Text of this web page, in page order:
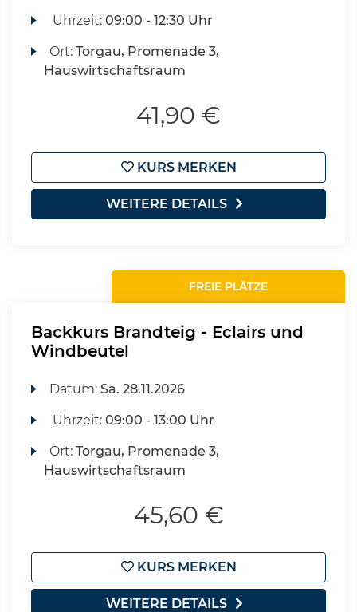
Uhrzeit:09:00 - 12:30 Uhr
Ort:Torgau, Promenade 3,
Hauswirtschaftsraum
41,90 €
KURS MERKEN
WEITERE DETAILS
FREIE PLÄTZE
Backkurs Brandteig - Eclairs und
Windbeutel
Datum:Sa. 28.11.2026
Uhrzeit:09:00 - 13:00 Uhr
Ort:Torgau, Promenade 3,
Hauswirtschaftsraum
45,60 €
KURS MERKEN
WEITERE DETAILS